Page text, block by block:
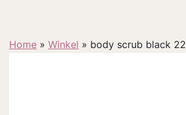
Home » Winkel » body scrub black 22